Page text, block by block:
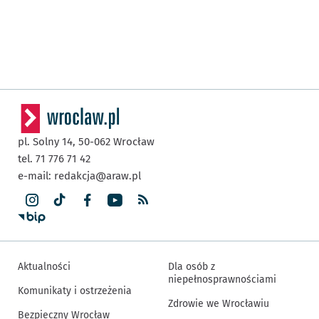
pl. Solny 14, 50-062 Wrocław
tel. 71 776 71 42
e-mail: redakcja@araw.pl
Aktualności
Komunikaty i ostrzeżenia
Bezpieczny Wrocław
Dla osób z
niepełnosprawnościami
Zdrowie we Wrocławiu